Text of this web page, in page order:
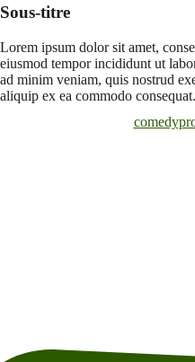
Sous-titre
Lorem ipsum dolor sit amet,
eiusmod tempor incididunt ut
ad minim veniam, quis nostrud
aliquip ex ea commodo consequat.